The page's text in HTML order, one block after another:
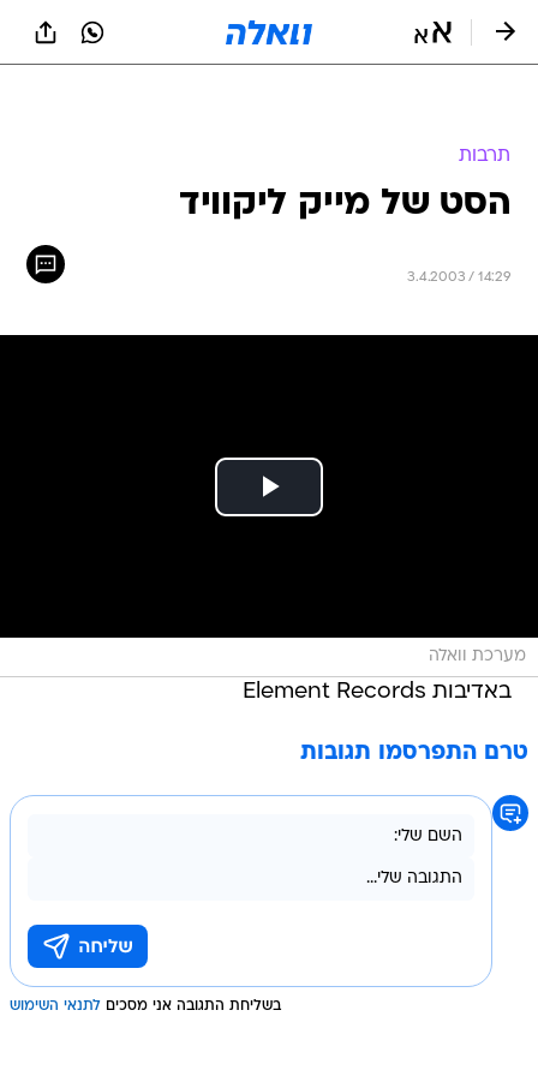
תרבות
הסט של מייק ליקוויד
3.4.2003 / 14:29
מערכת וואלה
באדיבות Element Records
טרם התפרסמו תגובות
בשליחת התגובה אני מסכים לתנאי השימוש